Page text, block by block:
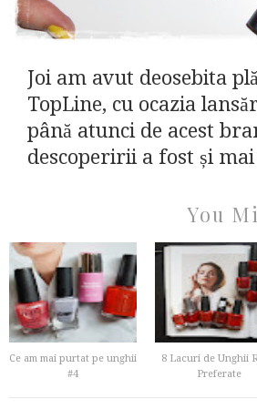
Joi am avut deosebita
TopLine, cu ocazia
până atunci de acest
descoperirii a fost și
You
Ce am mai purtat pe unghii
#4
8 Lacuri de Unghii
Preferate